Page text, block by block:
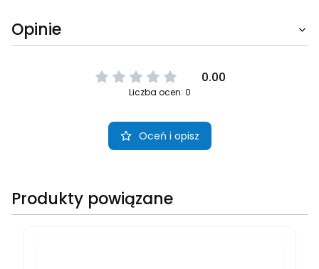
Opinie
0.00
Liczba ocen: 0
Oceń i opisz
Produkty powiązane